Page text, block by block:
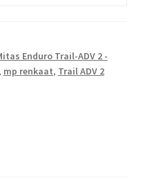
Enduro Trail-ADV 2 -
, mp renkaat, Trail ADV 2